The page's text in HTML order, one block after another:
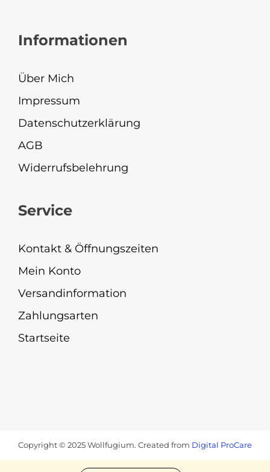
Informationen
Über Mich
Impressum
Datenschutzerklärung
AGB
Widerrufsbelehrung
Service
Kontakt & Öffnungszeiten
Mein Konto
Versandinformation
Zahlungsarten
Startseite
Copyright © 2025 Wollfugium. Created from Digital ProCare